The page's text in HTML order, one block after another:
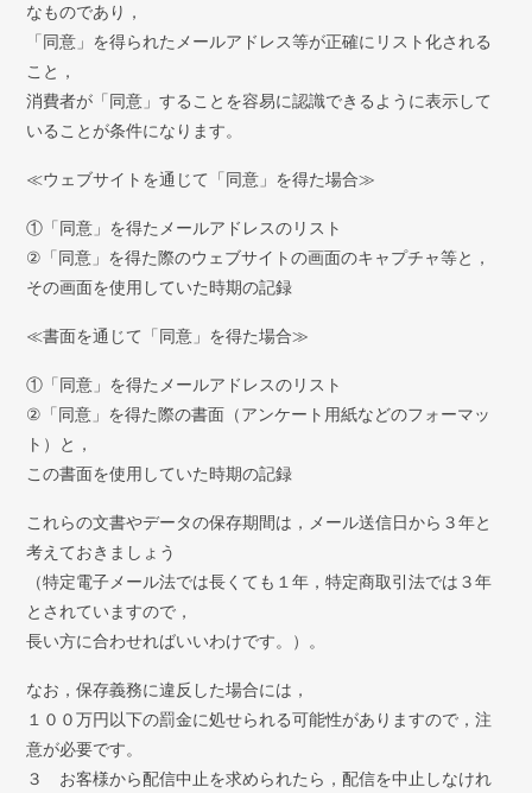
なものであり，
「同意」を得られたメールアドレス等が正確にリスト化される
こと，
消費者が「同意」することを容易に認識できるように表示して
いることが条件になります。
≪ウェブサイトを通じて「同意」を得た場合≫
①「同意」を得たメールアドレスのリスト
②「同意」を得た際のウェブサイトの画面のキャプチャ等と，
その画面を使用していた時期の記録
≪書面を通じて「同意」を得た場合≫
①「同意」を得たメールアドレスのリスト
②「同意」を得た際の書面（アンケート用紙などのフォーマッ
ト）と，
この書面を使用していた時期の記録
これらの文書やデータの保存期間は，メール送信日から３年と
考えておきましょう
（特定電子メール法では長くても１年，特定商取引法では３年
とされていますので，
長い方に合わせればいいわけです。）。
なお，保存義務に違反した場合には，
１００万円以下の罰金に処せられる可能性がありますので，注
意が必要です。
３ お客様から配信中止を求められたら，配信を中止しなけれ